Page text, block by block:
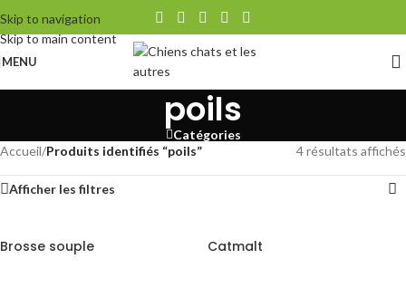
Skip to navigation
Skip to main content
MENU
poils
Catégories
Accueil/Produits identifiés “poils” 4 résultats affichés
Afficher les filtres
Brosse souple Catmalt